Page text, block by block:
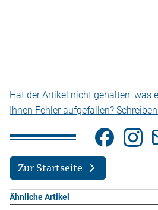
Hat der Artikel nicht gehalten, was
Ihnen Fehler aufgefallen?
Zur Startseite
Ähnliche Artikel